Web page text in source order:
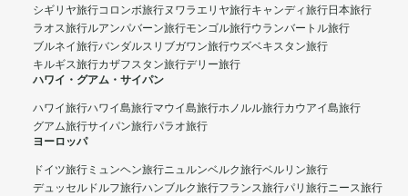
シギリヤ旅行コロンボ旅行ヌワラエリヤ旅行キャンディ旅行日本旅行
ラオス旅行ルアンパバーン旅行モンゴル旅行ウランバートル旅行
ブルネイ旅行バンダルスリブガワン旅行ウズベキスタン旅行
キルギス旅行カザフスタン旅行デリー旅行
ハワイ・グアム・サイパン
ハワイ旅行ハワイ島旅行マウイ島旅行ホノルル旅行カウアイ島旅行
グアム旅行サイパン旅行パラオ旅行
ヨーロッパ
ドイツ旅行 ミュンヘン旅行ニュルンベルク旅行ベルリン旅行
デュッセルドルフ旅行ハンブルク旅行フランス旅行パリ旅行ニース旅行